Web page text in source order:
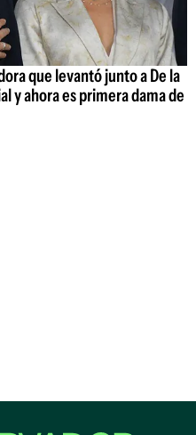
que levantó junto a De la
y ahora es primera dama de